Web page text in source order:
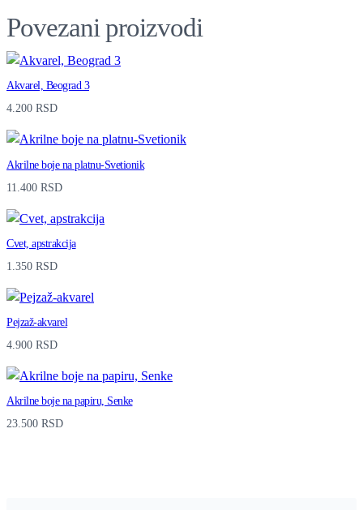
a
n
t
i
t
y
Povezani proizvodi
Akvarel, Beograd 3
4.200 RSD
Akrilne boje na platnu-Svetionik
11.400 RSD
Cvet, apstrakcija
1.350 RSD
Pejzaž-akvarel
4.900 RSD
Akrilne boje na papiru, Senke
23.500 RSD